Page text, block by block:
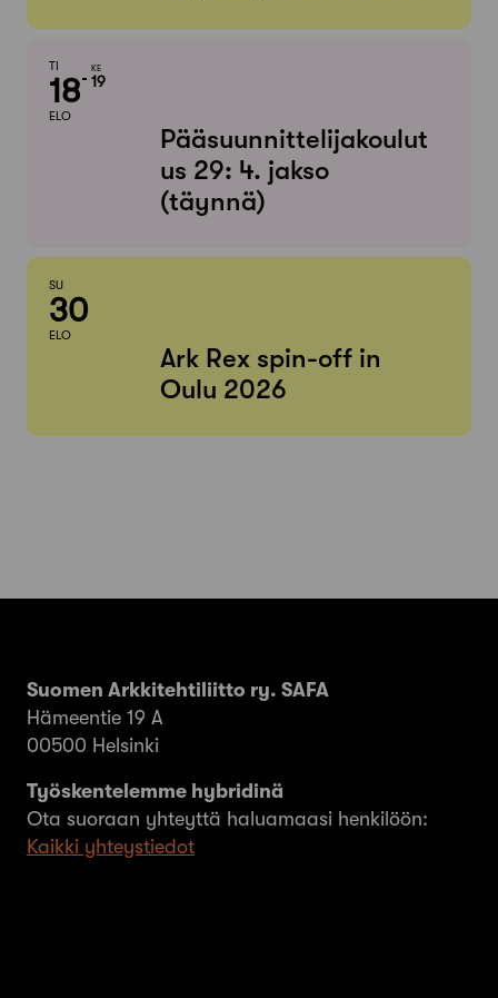
TI
18
ELO
KE
19
Pääsuunnittelijakoulut
us 29: 4. jakso
(täynnä)
SU
30
ELO
Ark Rex spin-off in
Oulu 2026
Suomen Arkkitehtiliitto ry. SAFA
Hämeentie 19 A
00500 Helsinki
Työskentelemme hybridinä
Ota suoraan yhteyttä haluamaasi henkilöön:
Kaikki yhteystiedot